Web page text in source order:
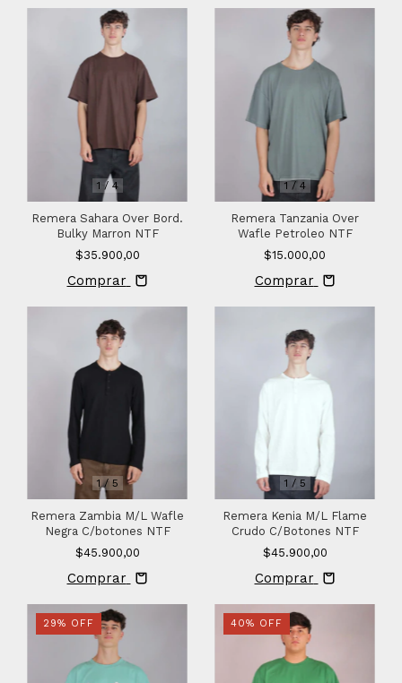
1 / 4
Remera Sahara Over Bord.
Bulky Marron NTF
$35.900,00
Comprar
1/ 4
Remera Tanzania Over
Wafle Petroleo NTF
$15.000,00
Comprar
1/ 5
Remera Zambia M/L Wafle
Negra C/botones NTF
$45.900,00
Comprar
1 / 5
Remera Kenia M/L Flame
Crudo C/Botones NTF
$45.900,00
Comprar
29% OFF 40% OFF